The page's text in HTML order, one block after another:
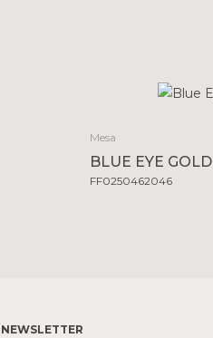
Mesa
BLUE EYE GOLD
FF0250462046
NEWSLETTER